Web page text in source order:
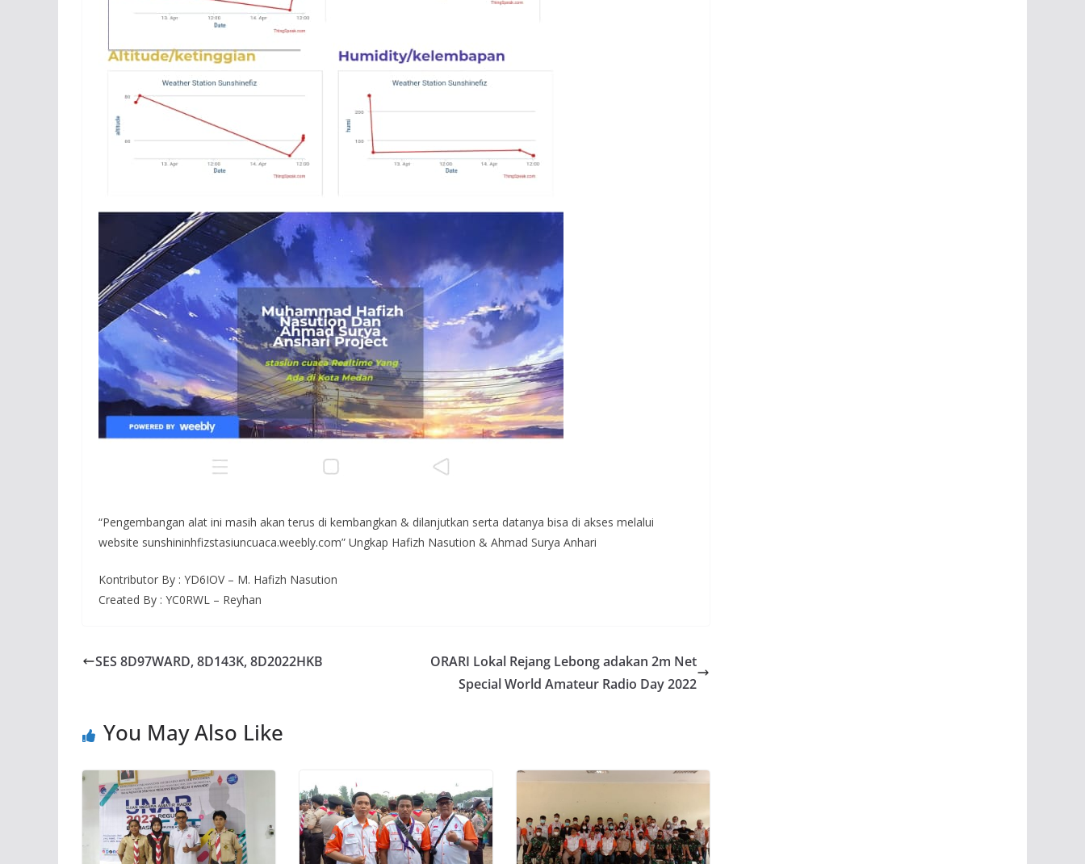
“Pengembangan alat ini masih akan terus di kembangkan & dilanjutkan serta datanya bisa di akses melalui
website sunshininhfizstasiuncuaca.weebly.com” Ungkap Hafizh Nasution & Ahmad Surya Anhari
Kontributor By : YD6IOV – M. Hafizh Nasution
Created By : YC0RWL – Reyhan
SES 8D97WARD, 8D143K, 8D2022HKB
ORARI Lokal Rejang Lebong adakan 2m Net
Special World Amateur Radio Day 2022
You May Also Like